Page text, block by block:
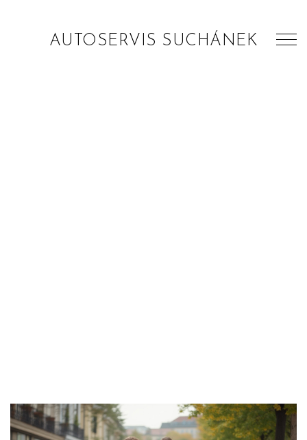
AUTOSERVIS SUCHÁNEK